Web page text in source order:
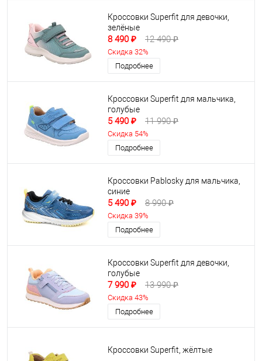
Кроссовки Superfit для девочки,
зелёные
8 490 ₽ 12 490 ₽
Скидка 32%
Подробнее
Кроссовки Superfit для мальчика,
голубые
5 490 ₽ 11 990 ₽
Скидка 54%
Подробнее
Кроссовки Pablosky для мальчика,
синие
5 490 ₽ 8 990 ₽
Скидка 39%
Подробнее
Кроссовки Superfit для девочки,
голубые
7 990 ₽ 13 990 ₽
Скидка 43%
Подробнее
Кроссовки Superfit, жёлтые